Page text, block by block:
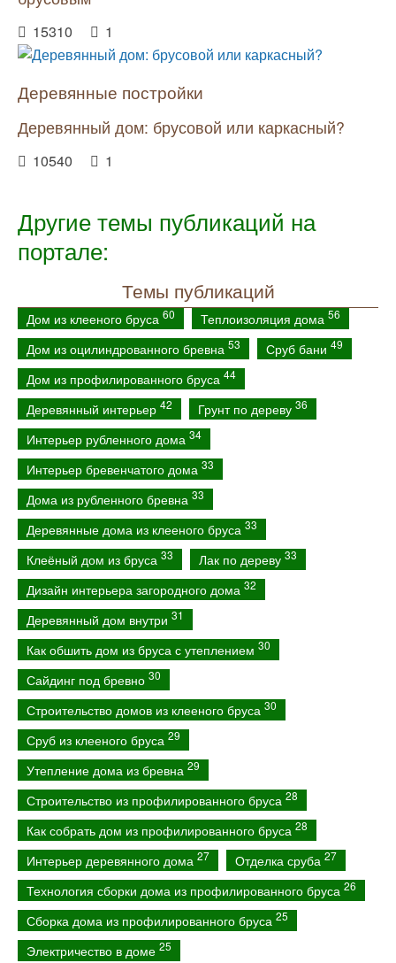
15310 1
Деревянные постройки
Деревянный дом: брусовой или каркасный?
10540 1
Другие темы публикаций на
портале:
Темы публикаций
Дом из клееного бруса 60 Теплоизоляция дома 56
Дом из оцилиндрованного бревна 53 Сруб бани 49
Дом из профилированного бруса 44
Деревянный интерьер 42 Грунт по дереву 36
Интерьер рубленного дома 34
Интерьер бревенчатого дома 33
Дома из рубленного бревна 33
Деревянные дома из клееного бруса 33
Клеёный дом из бруса 33 Лак по дереву 33
Дизайн интерьера загородного дома 32
Деревянный дом внутри 31
Как обшить дом из бруса с утеплением 30
Сайдинг под бревно 30
Строительство домов из клееного бруса 30
Сруб из клееного бруса 29
Утепление дома из бревна 29
Строительство из профилированного бруса 28
Как собрать дом из профилированного бруса 28
Интерьер деревянного дома 27 Отделка сруба 27
Технология сборки дома из профилированного бруса 26
Сборка дома из профилированного бруса 25
Электричество в доме 25